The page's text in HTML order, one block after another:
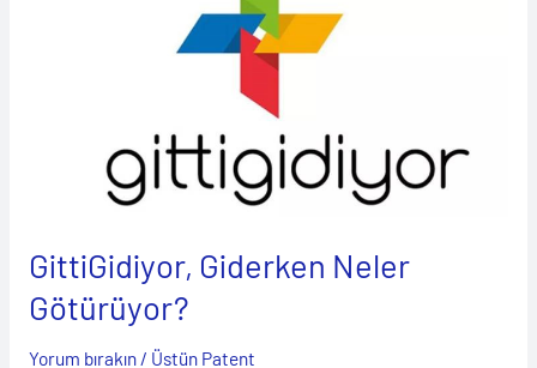
GittiGidiyor, Giderken Neler
Götürüyor?
Yorum bırakın / Üstün Patent